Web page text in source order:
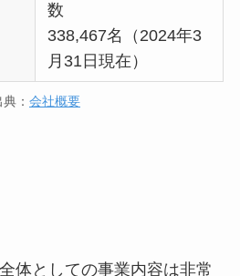
数
338,467名（2024年3
月31日現在）
典： 会社概要
体としての事業内容は非常